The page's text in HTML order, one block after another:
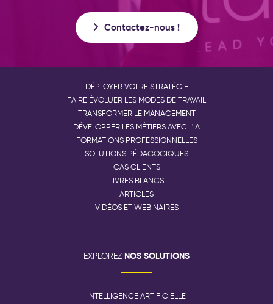
Contactez-nous !
DÉPLOYER VOTRE STRATÉGIE
FAIRE ÉVOLUER LES MODES DE TRAVAIL
TRANSFORMER LE MANAGEMENT
DÉVELOPPER LES MÉTIERS AVEC L'IA
FORMATIONS PROFESSIONNELLES
SOLUTIONS PÉDAGOGIQUES
CAS CLIENTS
LIVRES BLANCS
ARTICLES
VIDÉOS ET WEBINAIRES
EXPLOREZ NOS SOLUTIONS
INTELLIGENCE ARTIFICIELLE